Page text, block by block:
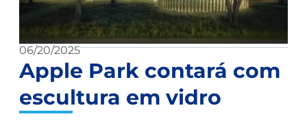
06/20/2025
Apple Park contará com
escultura em vidro